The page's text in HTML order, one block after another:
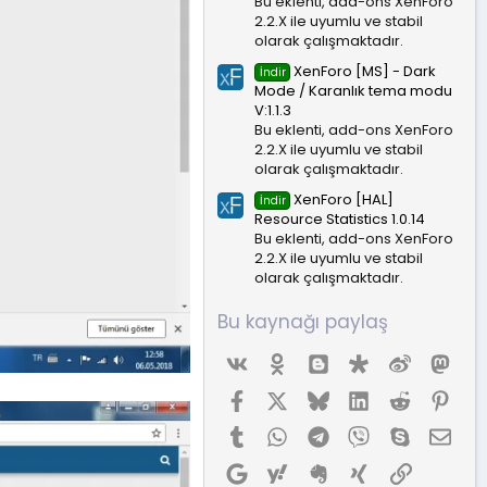
2.2.X ile uyumlu ve stabil
olarak çalışmaktadır.
İndir XenForo [MS] - Dark
Mode / Karanlık tema modu
V:1.1.3
Bu eklenti, add-ons XenForo
2.2.X ile uyumlu ve stabil
olarak çalışmaktadır.
İndir XenForo [HAL]
Resource Statistics 1.0.14
Bu eklenti, add-ons XenForo
2.2.X ile uyumlu ve stabil
olarak çalışmaktadır.
Bu kaynağı paylaş
Vk BloggerDiaspora
Weibo
FacebookX (Twitter)
Bluesky LinkedInReddit
Tumblr WhatsApp
Telegram
ViberSkypeE-
GoogleYahoo Evernote
Xing Link